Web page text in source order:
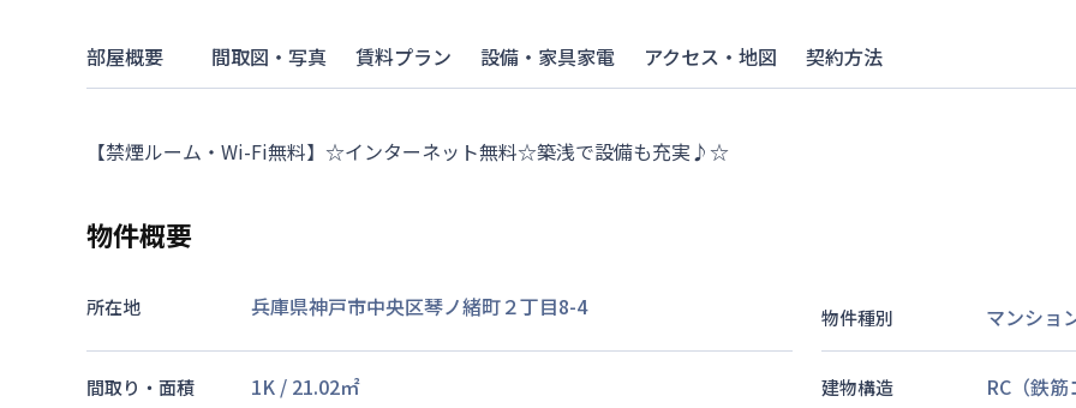
部屋概要 間取図・写真 賃料プラン 設備・家具家電 アクセス・地図 契約方法
【禁煙ルーム・Wi-Fi無料】☆インターネット無料☆築浅で設備も充実♪☆
物件概要
所在地 兵庫県神戸市中央区琴ノ緒町２丁目8-4 物件種別 マンショ
間取り・面積 1K / 21.02㎡ 建物構造 RC（鉄